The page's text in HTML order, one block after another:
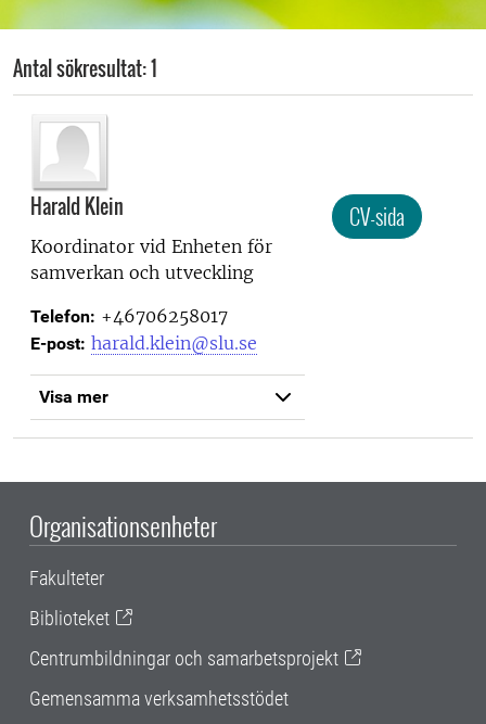
Antal sökresultat: 1
Harald Klein
Koordinator vid Enheten för
samverkan och utveckling
Telefon: +46706258017
E-post: harald.klein@slu.se
Visa mer
CV-sida
Organisationsenheter
Fakulteter
Biblioteket
Centrumbildningar och samarbetsprojekt
Gemensamma verksamhetsstödet